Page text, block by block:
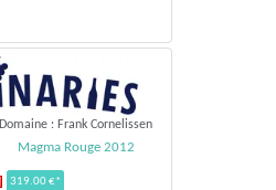
Domaine : Frank Cornelissen
Magma Rouge 2012
319.00 €*